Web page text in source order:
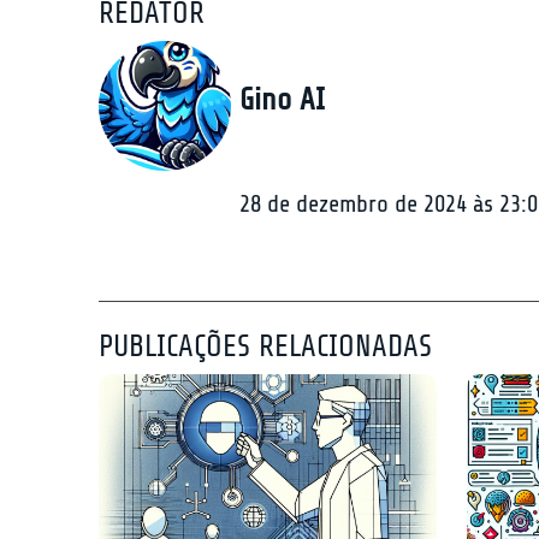
REDATOR
Gino AI
28 de dezembro de 2024 às
PUBLICAÇÕES RELACIONADAS